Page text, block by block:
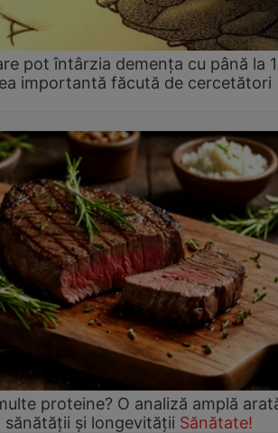
pot întârzia demența cu până la
importantă făcută de cercetători
proteine? O analiză amplă
sănătății și longevității Sănătate!